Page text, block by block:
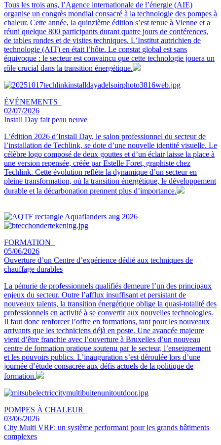
Tous les trois ans, l’Agence internationale de l’énergie (AIE)
organise un congrès mondial consacré à la technologie des pompes à
chaleur. Cette année, la quinzième édition s’est tenue à Vienne et a
réuni quelque 800 participants durant quatre jours de conférences,
de tables rondes et de visites techniques. L’Institut autrichien de
technologie (AIT) en était l’hôte. Le constat global est sans
équivoque : le secteur est convaincu que cette technologie jouera un
rôle crucial dans la transition énergétique.
ÉVÉNEMENTS
02/07/2026
Install Day fait peau neuve
L’édition 2026 d’Install Day, le salon professionnel du secteur de
l’installation de Techlink, se dote d’une nouvelle identité visuelle. Le
célèbre logo composé de deux gouttes et d’un éclair laisse la place à
une version repensée, créée par Estelle Foret, graphiste chez
Techlink. Cette évolution reflète la dynamique d’un secteur en
pleine transformation, où la transition énergétique, le développement
durable et la décarbonation prennent plus d’importance.
FORMATION
05/06/2026
Ouverture d’un Centre d’expérience dédié aux techniques de
chauffage durables
La pénurie de professionnels qualifiés demeure l’un des principaux
enjeux du secteur. Outre l’afflux insuffisant et persistant de
nouveaux talents, la transition énergétique oblige la quasi-totalité des
professionnels en activité à se convertir aux nouvelles technologies.
Il faut donc renforcer l’offre en formations, tant pour les nouveaux
arrivants que les techniciens déjà en poste. Une avancée majeure
vient d’être franchie avec l’ouverture à Bruxelles d’un nouveau
centre de formation pratique soutenu par le secteur, l’enseignement
et les pouvoirs publics. L’inauguration s’est déroulée lors d’une
journée d’étude consacrée aux défis actuels de la politique de
formation.
POMPES À CHALEUR
03/06/2026
City Multi VRF: un système performant pour les grands bâtiments
complexes